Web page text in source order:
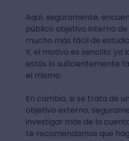
Aquí, seguramente,
público objetivo interno
mucho más fácil de
Y, el motivo es sencillo: ya
estás lo suficientemente
el mismo.
En cambio, si se trata de
objetivo externo,
investigar más de la
te recomendamos que